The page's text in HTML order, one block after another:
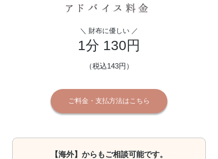
＼ 財布に優しい ／
1分 130円
（税込143円）
ご料金・支払方法はこちら
【海外】からもご相談可能です。